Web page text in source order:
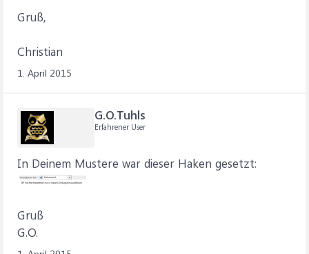
Gruß,
Christian
1. April 2015
G.O.Tuhls
Erfahrener User
In Deinem Mustere war dieser Haken gesetzt:
Gruß
G.O.